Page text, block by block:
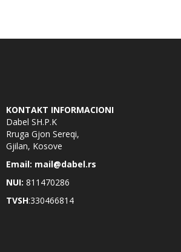
KONTAKT INFORMACIONI
Dabel SH.P.K
Rruga Gjon Sereqi,
Gjilan, Kosove
Email: mail@dabel.rs
NUI: 811470286
TVSH:330466814